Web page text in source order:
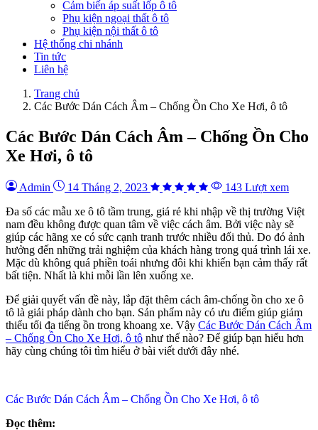
Cảm biến áp suất lốp ô tô
Phụ kiện ngoại thất ô tô
Phụ kiện nội thất ô tô
Hệ thống chi nhánh
Tin tức
Liên hệ
Trang chủ
Các Bước Dán Cách Âm – Chống Ồn Cho Xe Hơi, ô tô
Các Bước Dán Cách Âm – Chống Ồn Cho
Xe Hơi, ô tô
Admin 14 Tháng 2, 2023
143 Lượt xem
Đa số các mẫu xe ô tô tầm trung, giá rẻ khi nhập về thị trường Việt
nam đều không được quan tâm về việc cách âm. Bởi việc này sẽ
giúp các hãng xe có sức cạnh tranh trước nhiều đối thủ. Do đó ảnh
hưởng đến những trải nghiệm của khách hàng trong quá trình lái xe.
Mặc dù không quá phiền toái nhưng đôi khi khiến bạn cảm thấy rất
bất tiện. Nhất là khi mỗi lần lên xuống xe.
Để giải quyết vấn đề này, lắp đặt thêm cách âm-chống ồn cho xe ô
tô là giải pháp dành cho bạn. Sản phẩm này có ưu điểm giúp giảm
thiểu tối đa tiếng ồn trong khoang xe. Vậy Các Bước Dán Cách Âm
– Chống Ồn Cho Xe Hơi, ô tô như thế nào? Để giúp bạn hiểu hơn
hãy cùng chúng tôi tìm hiểu ở bài viết dưới đây nhé.
Các Bước Dán Cách Âm – Chống Ồn Cho Xe Hơi, ô tô
Đọc thêm: